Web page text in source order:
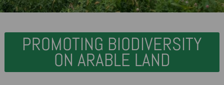
PROMOTING BIODIVERSITY
ON ARABLE LAND